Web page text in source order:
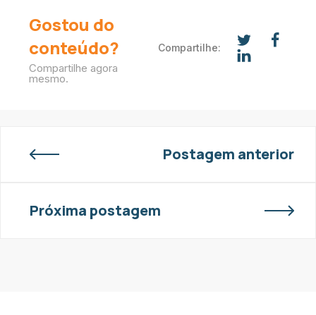
Gostou do
conteúdo?
Compartilhe agora
mesmo.
Compartilhe:
Postagem anterior
Próxima postagem